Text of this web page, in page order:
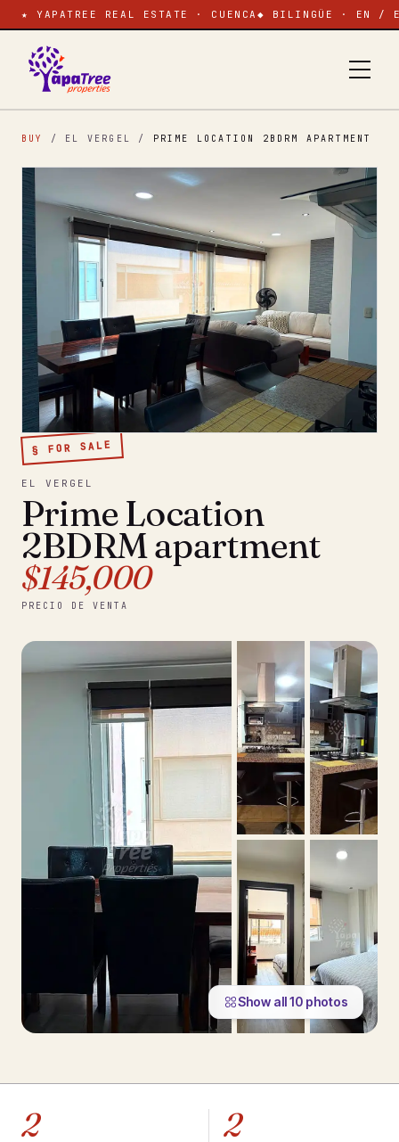
★ YAPATREE REAL ESTATE · CUENCA ◆ BILINGÜE · EN /
BUY / EL VERGEL / PRIME LOCATION 2BDRM APARTMENT
§ FOR SALE
EL VERGEL
Prime Location
2BDRM apartment
$145,000
PRECIO DE VENTA
Show all10 photos
2 2